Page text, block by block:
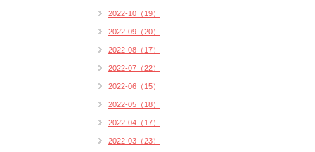
2022-10（19）
2022-09（20）
2022-08（17）
2022-07（22）
2022-06（15）
2022-05（18）
2022-04（17）
2022-03（23）